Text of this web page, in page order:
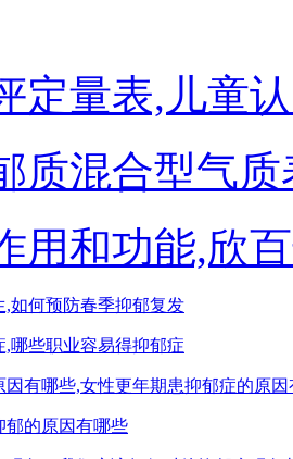
定量表,儿童
质混合型气
用和功能,欣
如何预防春季抑郁复发
哪些职业容易得抑郁症
有哪些,女性更年期患抑郁症的原
郁的原因有哪些